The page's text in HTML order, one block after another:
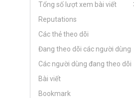
Tổng số lượt xem bài viết
Reputations
Các thẻ theo dõi
Đang theo dõi các người dùng
Các người dùng đang theo dõi
Bài viết
Bookmark